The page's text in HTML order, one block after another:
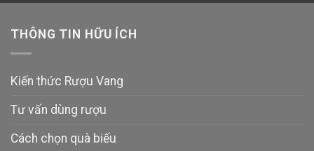
THÔNG TIN HỮU ÍCH
Kiến thức Rượu Vang
Tư vấn dùng rượu
Cách chọn quà biếu